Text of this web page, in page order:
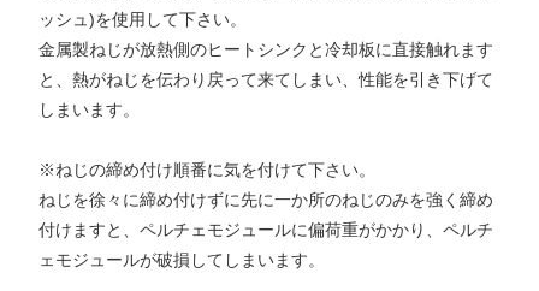
ッシュ)を使用して下さい。
金属製ねじが放熱側のヒートシンクと冷却板に直接触れます
と、熱がねじを伝わり戻って来てしまい、性能を引き下げて
しまいます。
※ねじの締め付け順番に気を付けて下さい。
ねじを徐々に締め付けずに先に一か所のねじのみを強く締め
付けますと、ペルチェモジュールに偏荷重がかかり、ペルチ
ェモジュールが破損してしまいます。